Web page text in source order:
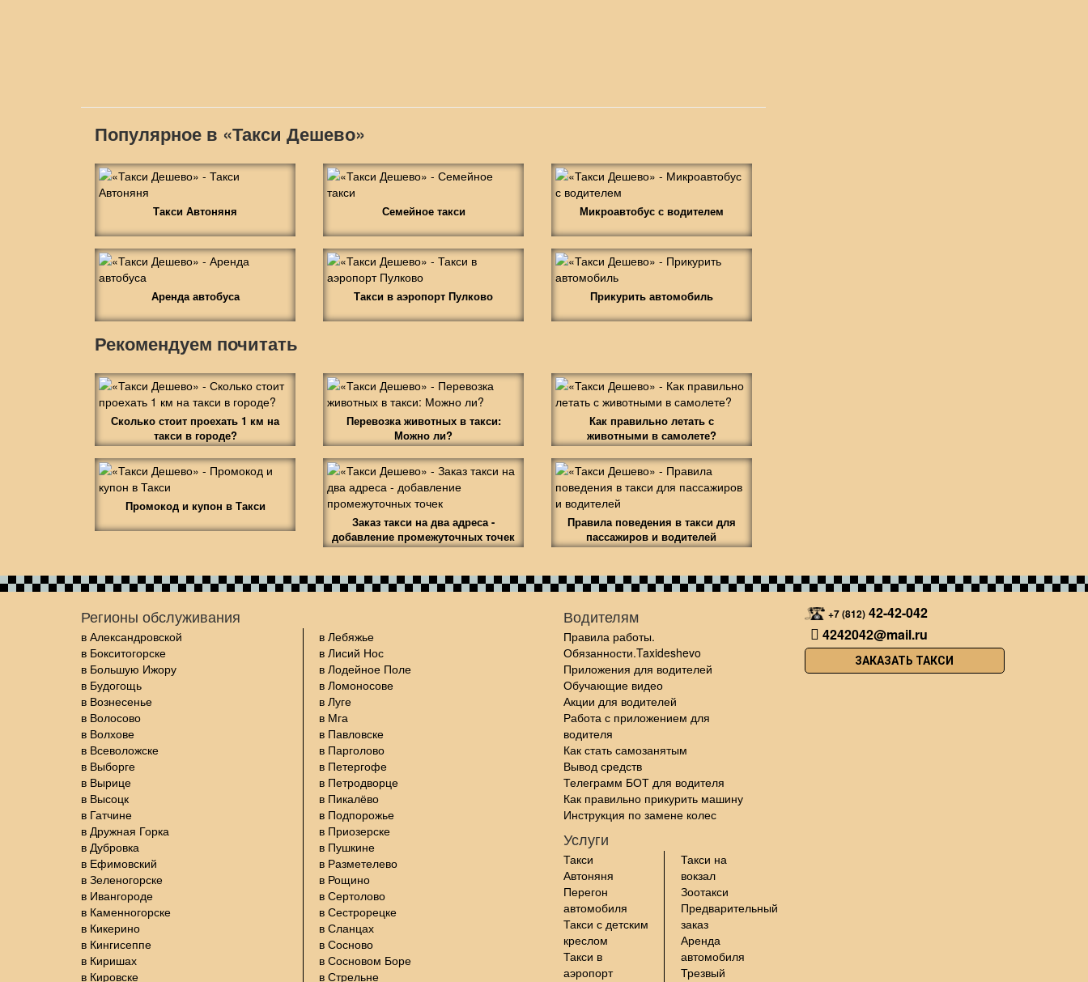
Популярное в «Такси Дешево»
Такси Автоняня Семейное такси Микроавтобус с водителем
Аренда автобуса Такси в аэропорт Пулково Прикурить автомобиль
Рекомендуем почитать
Сколько стоит проехать 1 км на
такси в городе?
Перевозка животных в такси:
Можно ли?
Как правильно летать с
животными в самолете?
Промокод и купон в Такси
Заказ такси на два адреса -
добавление промежуточных точек
Правила поведения в такси для
пассажиров и водителей
Регионы обслуживания
в Александровской
в Бокситогорске
в Большую Ижору
в Будогощь
в Вознесенье
в Волосово
в Волхове
в Всеволожске
в Выборге
в Вырице
в Высоцк
в Гатчине
в Дружная Горка
в Дубровка
в Ефимовский
в Зеленогорске
в Ивангороде
в Каменногорске
в Кикерино
в Кингисеппе
в Киришах
в Кировске
в Лебяжье
в Лисий Нос
в Лодейное Поле
в Ломоносове
в Луге
в Мга
в Павловске
в Парголово
в Петергофе
в Петродворце
в Пикалёво
в Подпорожье
в Приозерске
в Пушкине
в Разметелево
в Рощино
в Сертолово
в Сестрорецке
в Сланцах
в Сосново
в Сосновом Боре
в Стрельне
Водителям
Правила работы.
Обязанности.Taxideshevo
Приложения для водителей
Обучающие видео
Акции для водителей
Работа с приложением для
водителя
Как стать самозанятым
Вывод средств
Телеграмм БОТ для водителя
Как правильно прикурить машину
Инструкция по замене колес
Услуги
Такси
Автоняня
Перегон
автомобиля
Такси с детским
креслом
Такси в
аэропорт
Такси на
вокзал
Зоотакси
Предварительный
заказ
Аренда
автомобиля
Трезвый
+7 (812) 42-42-042
4242042@mail.ru
ЗАКАЗАТЬ ТАКСИ